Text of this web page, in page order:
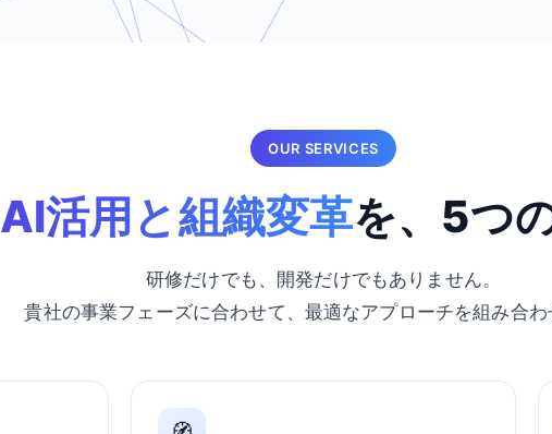
OUR SERVICES
AI活用と組織変革を、5つ
研修だけでも、開発だけでもありません。
貴社の事業フェーズに合わせて、最適なアプローチを組み合わ